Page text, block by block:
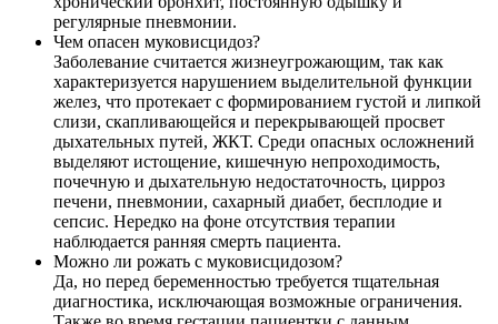
регулярные пневмонии.
Чем опасен муковисцидоз?
Заболевание считается жизнеугрожающим, так как
характеризуется нарушением выделительной функции
желез, что протекает с формированием густой и липкой
слизи, скапливающейся и перекрывающей просвет
дыхательных путей, ЖКТ. Среди опасных осложнений
выделяют истощение, кишечную непроходимость,
почечную и дыхательную недостаточность, цирроз
печени, пневмонии, сахарный диабет, бесплодие и
сепсис. Нередко на фоне отсутствия терапии
наблюдается ранняя смерть пациента.
Можно ли рожать с муковисцидозом?
Да, но перед беременностью требуется тщательная
диагностика, исключающая возможные ограничения.